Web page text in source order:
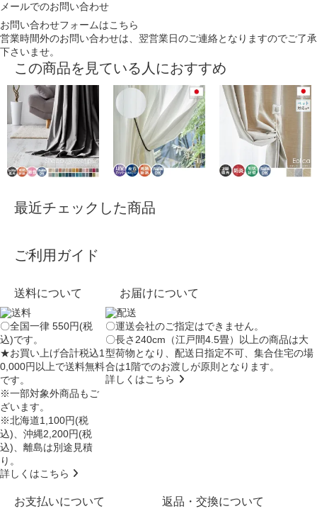
メールでのお問い合わせ
お問い合わせフォームはこちら
営業時間外のお問い合わせは、翌営業日のご連絡となりますのでご了承
下さいませ。
この商品を見ている人におすすめ
最近チェックした商品
ご利用ガイド
送料について
〇全国一律 550円(税
込)です。
★お買い上げ合計税込1
0,000円以上で送料無料
です。
※一部対象外商品もご
ざいます。
※北海道1,100円(税
込)、沖縄2,200円(税
込)、離島は別途見積
り。
詳しくはこちら
お届けについて
〇運送会社のご指定はできません。
〇長さ240cm（江戸間4.5畳）以上の商品は大
型荷物となり、配送日指定不可、集合住宅の場
合は1階でのお渡しが原則となります。
詳しくはこちら
お支払いについて 返品・交換について